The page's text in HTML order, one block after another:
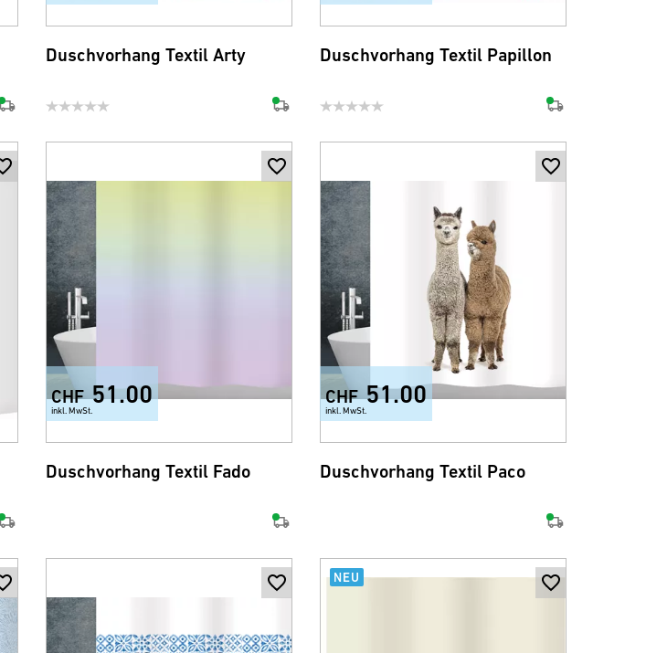
Duschvorhang Textil Arty Duschvorhang Textil Papillon
CHF 51.00
inkl. MwSt.
Duschvorhang Textil Fado
CHF 51.00
inkl. MwSt.
Duschvorhang Textil Paco
NEU